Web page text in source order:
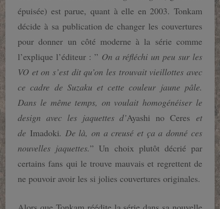
épuisée) est parue, quant à elle en 2003. Tonkam
décide à sa publication de changer les couvertures
pour donner un côté moderne à la série comme
l’explique l’éditeur : ” On a réfléchi un peu sur les
VO et on s’est dit qu’on les trouvait vieillottes avec
ce cadre de Suzaku et cette couleur jaune pâle.
Dans le même temps, on voulait homogénéiser le
design avec les jaquettes d’Ayashi no Ceres et
de Imadoki. De là, on a creusé et ça a donné ces
nouvelles jaquettes.” Un choix plutôt décrié par
certains fans qui le trouve mauvais et regrettent de
ne pouvoir avoir les si jolies couvertures originales.